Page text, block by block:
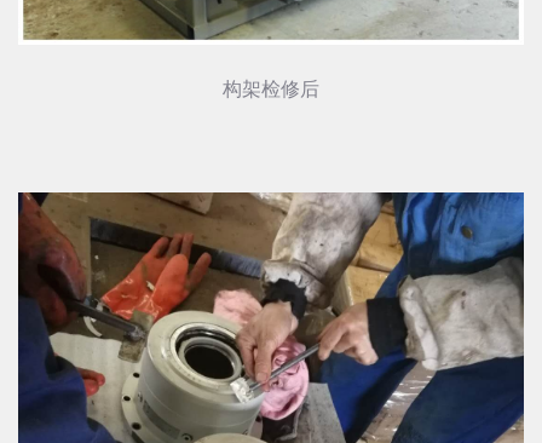
构架检修后